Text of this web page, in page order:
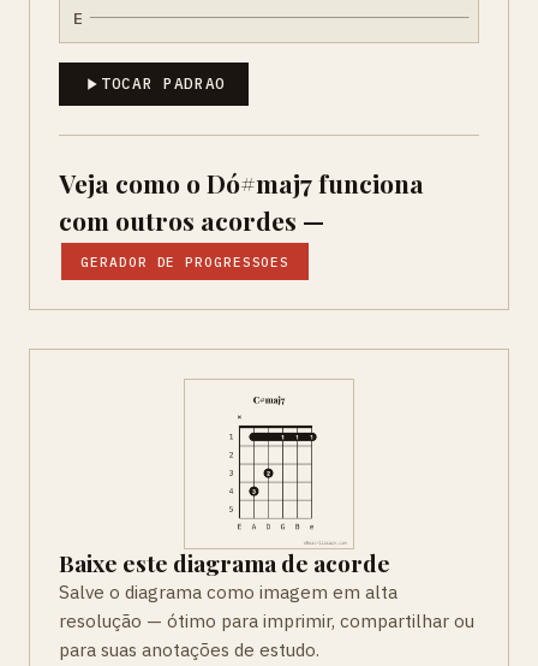
E
TOCAR PADRAO
Veja como o Dó#maj7 funciona
com outros acordes —
GERADOR DE PROGRESSOES
Baixe este diagrama de acorde
Salve o diagrama como imagem em alta
resolução — ótimo para imprimir, compartilhar ou
para suas anotações de estudo.